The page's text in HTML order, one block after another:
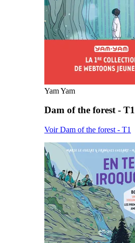
Yam Yam
Dam of the forest - T1
Voir Dam of the forest - T1